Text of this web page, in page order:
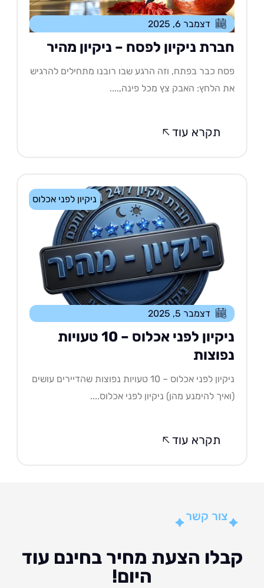
דצמבר 6, 2025
ניקיון לפסח – ניקיון מהיר
כבר בפתח, וזה הרגע שבו רובנו מתחילים להרגיש
הלחץ: האבק צץ מכל פינה,....
תקרא עוד
ניקיון לפני אכלוס
דצמבר 5, 2025
ניקיון לפני אכלוס – 10 טעויות
ניקיון לפני אכלוס – 10 טעויות נפוצות שהדיירים עושים
להימנע מהן) ניקיון לפני אכלוס....
תקרא עוד
צור קשר
הצעת מחיר בחינם עוד
היום!